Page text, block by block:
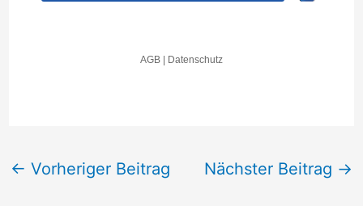
← Vorheriger Beitrag Nächster Beitrag →